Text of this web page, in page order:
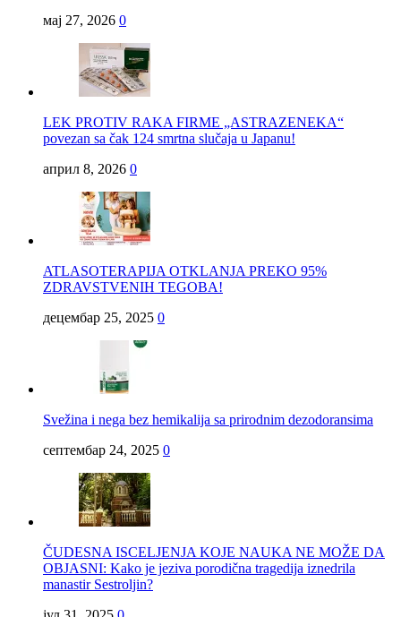
мај 27, 2026 0
LEK PROTIV RAKA FIRME „ASTRAZENEKA“
povezan sa čak 124 smrtna slučaja u Japanu!
април 8, 2026 0
ATLASOTERAPIJA OTKLANJA PREKO 95%
ZDRAVSTVENIH TEGOBA!
децембар 25, 2025 0
Svežina i nega bez hemikalija sa prirodnim dezodoransima
септембар 24, 2025 0
ČUDESNA ISCELJENJA KOJE NAUKA NE MOŽE DA
OBJASNI: Kako je jeziva porodična tragedija iznedrila
manastir Sestroljin?